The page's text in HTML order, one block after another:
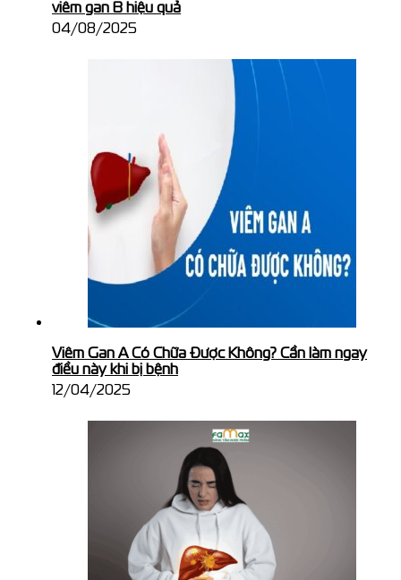
viêm gan B hiệu quả
04/08/2025
Viêm Gan A Có Chữa Được Không? Cần làm ngay
điều này khi bị bệnh
12/04/2025